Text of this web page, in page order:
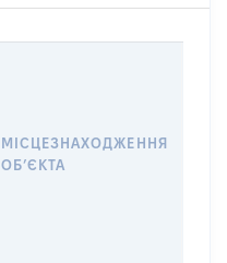
МІСЦЕЗНАХОДЖЕННЯ
ОБʼЄКТА